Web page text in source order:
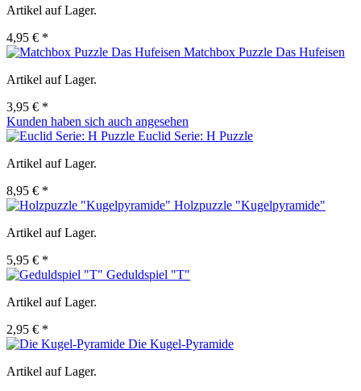
Artikel auf Lager.
4,95 € *
Matchbox Puzzle Das Hufeisen
Artikel auf Lager.
3,95 € *
Kunden haben sich auch angesehen
Euclid Serie: H Puzzle
Artikel auf Lager.
8,95 € *
Holzpuzzle "Kugelpyramide"
Artikel auf Lager.
5,95 € *
Geduldspiel "T"
Artikel auf Lager.
2,95 € *
Die Kugel-Pyramide
Artikel auf Lager.